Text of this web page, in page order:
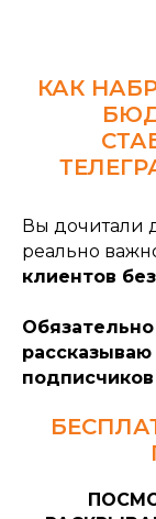
КАК
Вы дочитали
реально
клиентов